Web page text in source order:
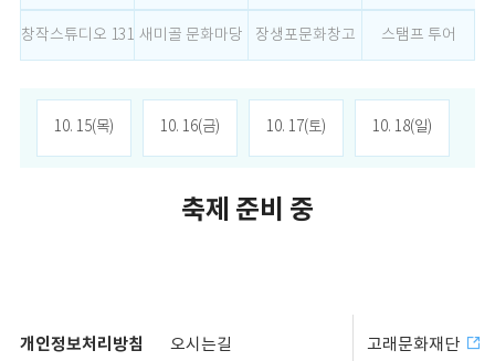
창작스튜디오 131 새미골 문화마당 장생포문화창고 스탬프 투어
10. 15(목) 10. 16(금) 10. 17(토) 10. 18(일)
축제 준비 중
개인정보처리방침 오시는길 고래문화재단